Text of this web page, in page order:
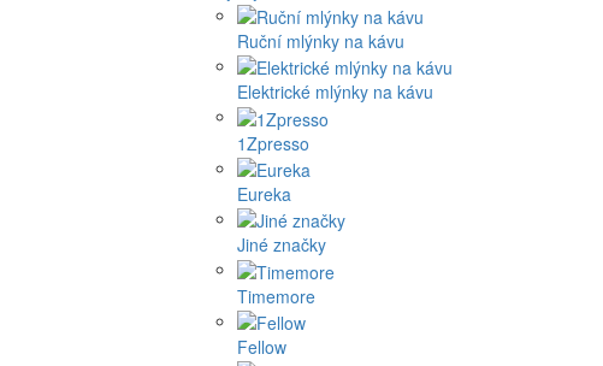
Ruční mlýnky na kávu
Elektrické mlýnky na kávu
1Zpresso
Eureka
Jiné značky
Timemore
Fellow